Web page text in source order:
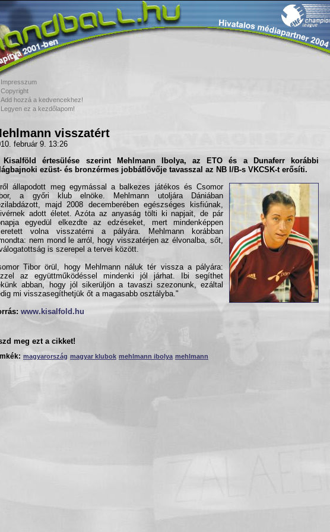
Impresszum
Copyright
Add hozzá a kedvencekhez!
Legyen ez a kezdőlapom!
visszatért
február 9. 13:26
Kisalföld értesülése szerint Mehlmann Ibolya, az ETO és a Dunaferr korábbi
ezüst- és bronzérmes jobbátlövője tavasszal az NB I/B-s VKCSK-t erősíti.
állapodott meg egymással a balkezes játékos és Csomor
a győri klub elnöke. Mehlmann utoljára Dániában
majd 2008 decemberében egészséges kisfiúnak,
adott életet. Azóta az anyaság tölti ki napjait, de pár
egyedül elkezdte az edzéseket, mert mindenképpen
volna visszatérni a pályára. Mehlmann korábban
nem mond le arról, hogy visszatérjen az élvonalba, sőt,
is szerepel a tervei között.
Tibor örül, hogy Mehlmann náluk tér vissza a pályára:
az együttműködéssel mindenki jól járhat. Ibi segíthet
abban, hogy jól sikerüljön a tavaszi szezonunk, ezáltal
mi visszasegíthetjük őt a magasabb osztályba."
www.kisalfold.hu
meg ezt a cikket!
magyarország magyar klubok mehlmann ibolya mehlmann